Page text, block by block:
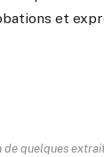
et
de quelques